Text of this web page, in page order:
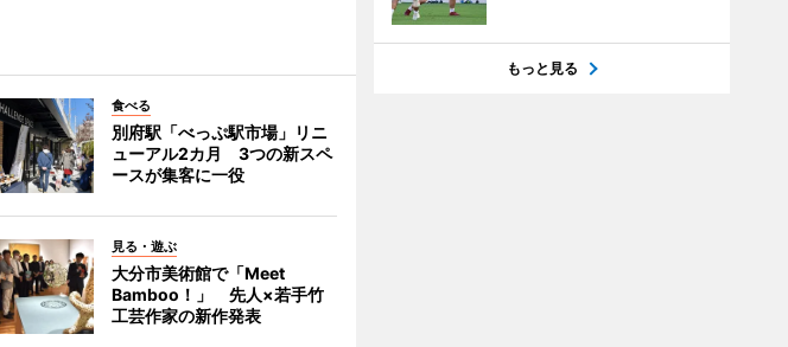
食べる
別府駅「べっぷ駅市場」リニ
ューアル2カ月 3つの新スペ
ースが集客に一役
見る・遊ぶ
大分市美術館で「Meet
Bamboo！」 先人×若手竹
工芸作家の新作発表
もっと見る